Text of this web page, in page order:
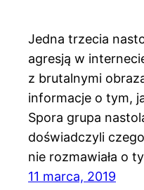
Jedna trzecia
agresją w
z brutalnymi
informacje o tym,
Spora grupa
doświadczyli
nie rozmawiała o
11 marca, 2019